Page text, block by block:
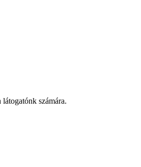
számára.